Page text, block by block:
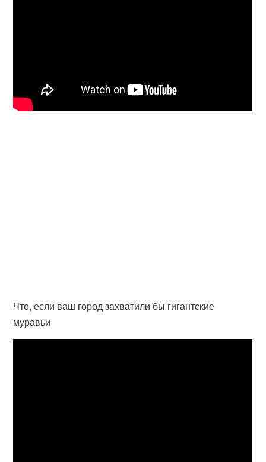
Что, если ваш город захватили бы гигантские
муравьи